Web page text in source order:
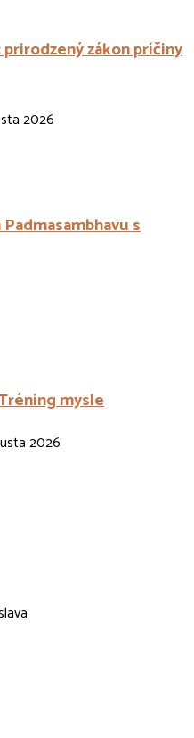
zákon príčiny
2026
s
mysle
2026